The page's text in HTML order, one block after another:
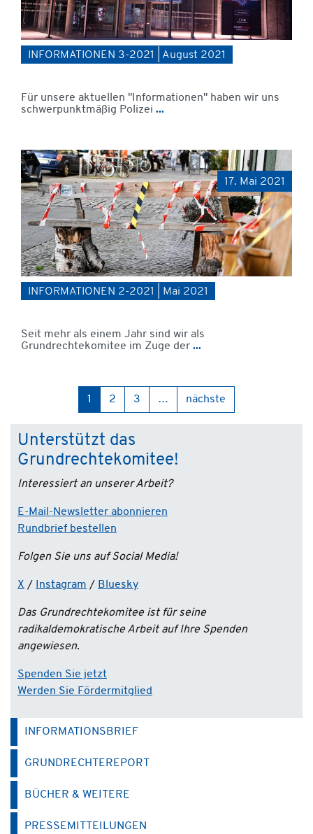
INFORMATIONEN 3-2021 | August 2021
Für unsere aktuellen "Informationen" haben wir uns
schwerpunktmäßig Polizei ...
17. Mai 2021
INFORMATIONEN 2-2021 | Mai 2021
Seit mehr als einem Jahr sind wir als
Grundrechtekomitee im Zuge der ...
1 2 3 … nächste
Unterstützt das
Grundrechtekomitee!
Interessiert an unserer Arbeit?
E-Mail-Newsletter abonnieren
Rundbrief bestellen
Folgen Sie uns auf Social Media!
X / Instagram / Bluesky
Das Grundrechtekomitee ist für seine
radikaldemokratische Arbeit auf Ihre Spenden
angewiesen.
Spenden Sie jetzt
Werden Sie Fördermitglied
INFORMATIONSBRIEF
GRUNDRECHTEREPORT
BÜCHER & WEITERE
PRESSEMITTEILUNGEN